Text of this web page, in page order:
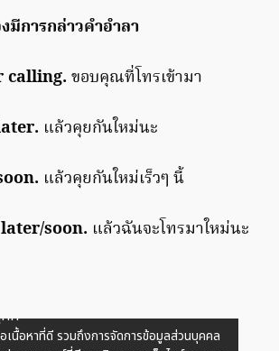
มีการกล่าวคำอำลา
calling. ขอบคุณที่โทรเข้ามา
แล้วคุยกันใหม่นะ
แล้วคุยกันใหม่เร็วๆ นี้
soon. แล้วฉันจะโทรมาใหม่นะ